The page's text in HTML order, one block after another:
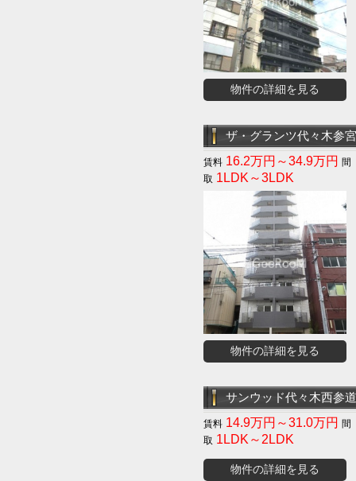
物件の詳細を見る
ザ・グランツ代々木参
16.2万円～34.9万円
1LDK～3LDK
物件の詳細を見る
サンウッド代々木西参道
14.9万円～31.0万円
1LDK～2LDK
物件の詳細を見る